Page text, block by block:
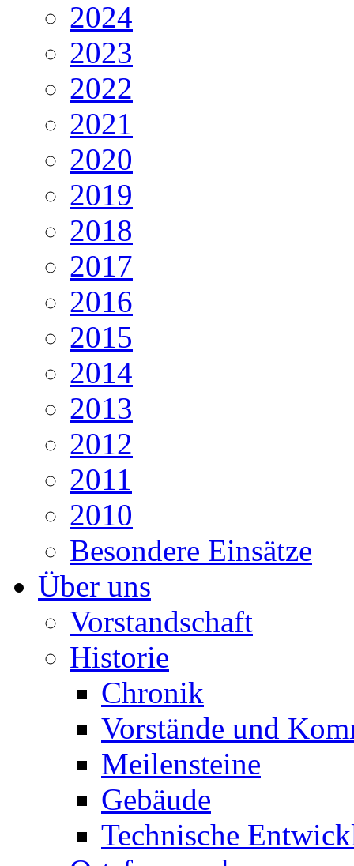
2024
2023
2022
2021
2020
2019
2018
2017
2016
2015
2014
2013
2012
2011
2010
Besondere Einsätze
Über uns
Vorstandschaft
Historie
Chronik
Vorstände und
Meilensteine
Gebäude
Technische